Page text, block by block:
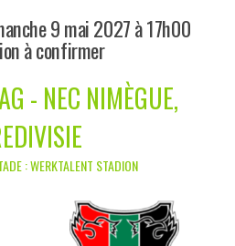
9 mai 2027 à 17h00
à confirmer
- NEC NIMÈGUE,
: WERKTALENT STADION